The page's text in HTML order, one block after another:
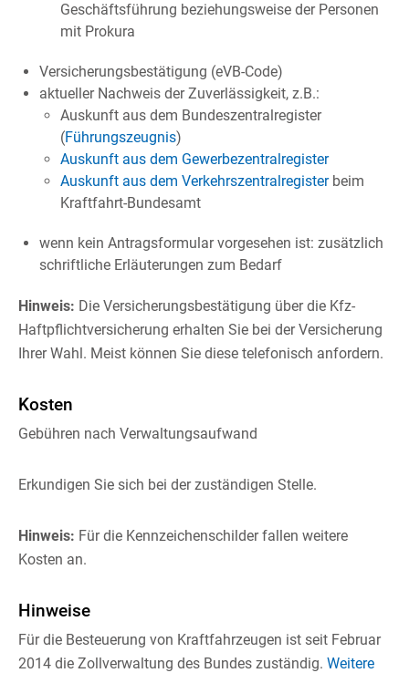
Geschäftsführung beziehungsweise der Personen
mit Prokura
Versicherungsbestätigung (eVB-Code)
aktueller Nachweis der Zuverlässigkeit, z.B.:
Auskunft aus dem Bundeszentralregister
(Führungszeugnis)
Auskunft aus dem Gewerbezentralregister
Auskunft aus dem Verkehrszentralregisterbeim
Kraftfahrt-Bundesamt
wenn kein Antragsformular vorgesehen ist: zusätzlich
schriftliche Erläuterungen zum Bedarf
Hinweis: Die Versicherungsbestätigung über die Kfz-
Haftpflichtversicherung erhalten Sie bei der Versicherung
Ihrer Wahl. Meist können Sie diese telefonisch anfordern.
Kosten
Gebühren nach Verwaltungsaufwand
Erkundigen Sie sich bei der zuständigen Stelle.
Hinweis: Für die Kennzeichenschilder fallen weitere
Kosten an.
Hinweise
Für die Besteuerung von Kraftfahrzeugen ist seit Februar
2014 die Zollverwaltung des Bundes zuständig. Weitere